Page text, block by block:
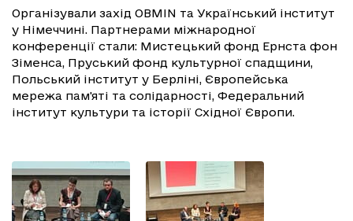
Організували захід OBMIN та Український інститут
у Німеччині. Партнерами міжнародної
конференції стали: Мистецький фонд Ернста фон
Зіменса, Пруський фонд культурної спадщини,
Польський інститут у Берліні, Європейська
мережа пам'яті та солідарності, Федеральний
інститут культури та історії Східної Європи.